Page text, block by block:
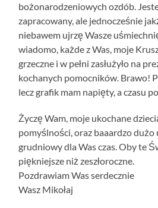
bożonarodzeniowych ozdób.
zapracowany, ale jednocześnie
niebawem ujrzę Wasze
wiadomo, każde z Was, moje
grzeczne i w pełni zasłużyło na
kochanych pomocników. Brawo!
lecz grafik mam napięty, a czasu
Życzę Wam, moje ukochane
pomyślności, oraz baaardzo dużo
grudniowy dla Was czas. Oby te
piękniejsze niż zeszłoroczne.
Pozdrawiam Was serdecznie
Wasz Mikołaj